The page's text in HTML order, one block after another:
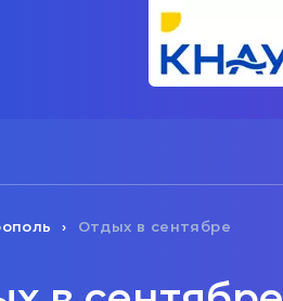
Отдых в сентябре